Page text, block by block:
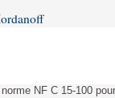
NF C 15-100